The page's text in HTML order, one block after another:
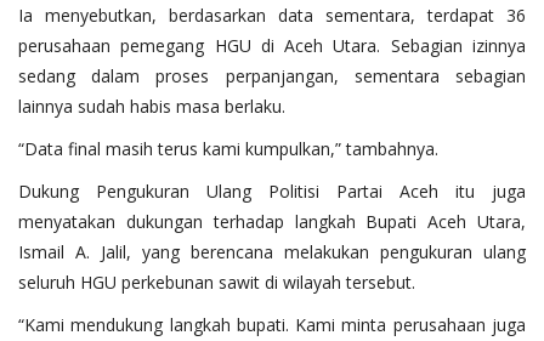
‎Ia menyebutkan, berdasarkan data sementara, terdapat 36
perusahaan pemegang HGU di Aceh Utara. Sebagian izinnya
sedang dalam proses perpanjangan, sementara sebagian
lainnya sudah habis masa berlaku.
‎“Data final masih terus kami kumpulkan,” tambahnya.
Dukung Pengukuran Ulang Politisi Partai Aceh itu juga
menyatakan dukungan terhadap langkah Bupati Aceh Utara,
Ismail A. Jalil, yang berencana melakukan pengukuran ulang
seluruh HGU perkebunan sawit di wilayah tersebut.
‎“Kami mendukung langkah bupati. Kami minta perusahaan juga